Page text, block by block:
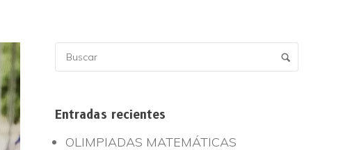
Entradas recientes
OLIMPIADAS MATEMÁTICAS